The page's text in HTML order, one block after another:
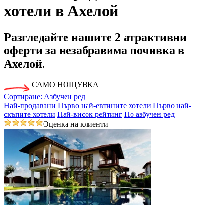
хотели в Ахелой
Разгледайте нашите 2 атрактивни
оферти за незабравима почивка в
Ахелой.
Сортиране: Азбучен ред
Най-продавани Първо най-евтините хотели Първо най-
скъпите хотели Най-висок рейтинг По азбучен ред
САМО НОЩУВКА
Оценка на клиенти